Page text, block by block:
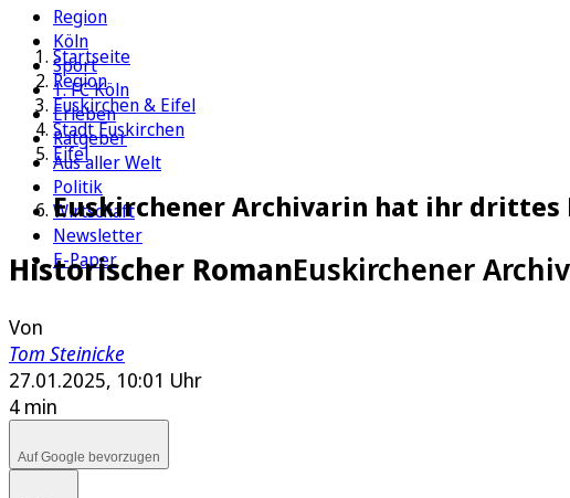
Region
Köln
Sport
1. FC Köln
Erleben
Ratgeber
Aus aller Welt
Politik
Wirtschaft
Newsletter
E-Paper
Startseite
Region
Euskirchen & Eifel
Stadt Euskirchen
Eifel
Euskirchener Archivarin hat ihr drittes
Historischer RomanEuskirchener
Von
Tom Steinicke
27.01.2025, 10:01 Uhr
4 min
Auf Google bevorzugen